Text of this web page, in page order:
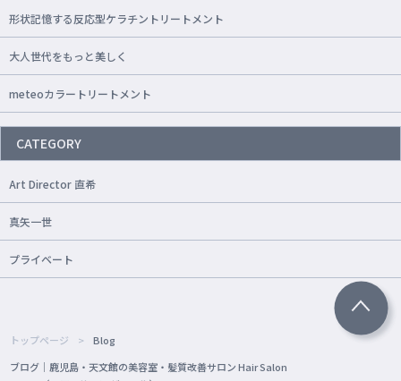
形状記憶する反応型ケラチントリートメント
大人世代をもっと美しく
meteoカラートリートメント
CATEGORY
Art Director 直希
真矢一世
プライベート
トップページ
Blog
ブログ｜鹿児島・天文館の美容室・髪質改善サロン Hair Salon